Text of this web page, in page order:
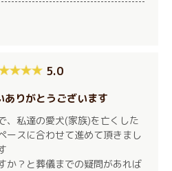
5.0
りがとうございます
、私達の愛犬(家族)を亡くした
ースに合わせて進めて頂きまし
か？と葬儀までの疑問があれば